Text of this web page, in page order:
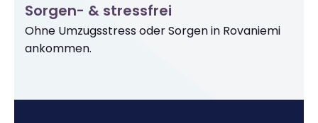
Sorgen- & stressfrei
Ohne Umzugsstress oder Sorgen in Rovaniemi
ankommen.